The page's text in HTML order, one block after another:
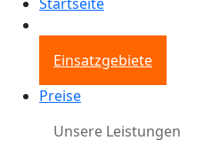
Einsatzgebiete
Preise
Unsere Leistungen